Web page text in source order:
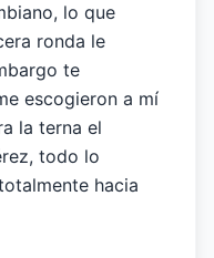
lo que
ronda le
te
escogieron a mí
la terna el
todo lo
hacia